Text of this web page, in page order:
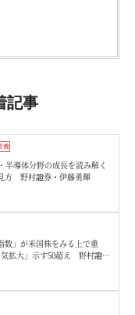
記事
養
半導体分野の成長を読み解く
方 野村證券・伊藤勇輝
数」が米国株をみる上で重
拡大」示す50超え 野村證